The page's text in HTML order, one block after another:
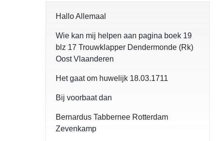
Hallo Allemaal
Wie kan mij helpen aan pagina boek 19
blz 17 Trouwklapper Dendermonde (Rk)
Oost Vlaanderen
Het gaat om huwelijk 18.03.1711
Bij voorbaat dan
Bernardus Tabbernee Rotterdam
Zevenkamp